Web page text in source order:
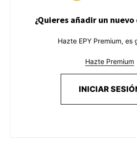
¿Quieres añadir un
Hazte EPY Premium, es
Hazte Premium
INICIAR